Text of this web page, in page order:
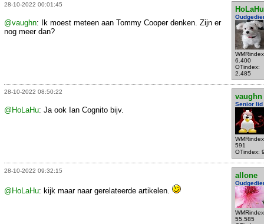
28-10-2022 00:01:45
HoLaHu
6.400
OTindex:
2.485
@vaughn: Ik moest meteen aan Tommy Cooper denken. Zijn er
nog meer dan?
28-10-2022 08:50:22
vaughn
Senior lid
591
OTindex:
@HoLaHu: Ja ook Ian Cognito bijv.
28-10-2022 09:32:15
allone
55.585
@HoLaHu: kijk maar naar gerelateerde artikelen.